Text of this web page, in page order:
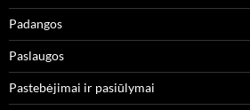
Padangos
Paslaugos
Pastebėjimai ir pasiūlymai